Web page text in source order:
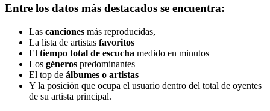
Entre los datos más destacados se encuentra:
Las canciones más reproducidas,
La lista de artistas favoritos
El tiempo total de escucha medido en minutos
Los géneros predominantes
El top de álbumes o artistas
Y la posición que ocupa el usuario dentro del total de oyentes
de su artista principal.